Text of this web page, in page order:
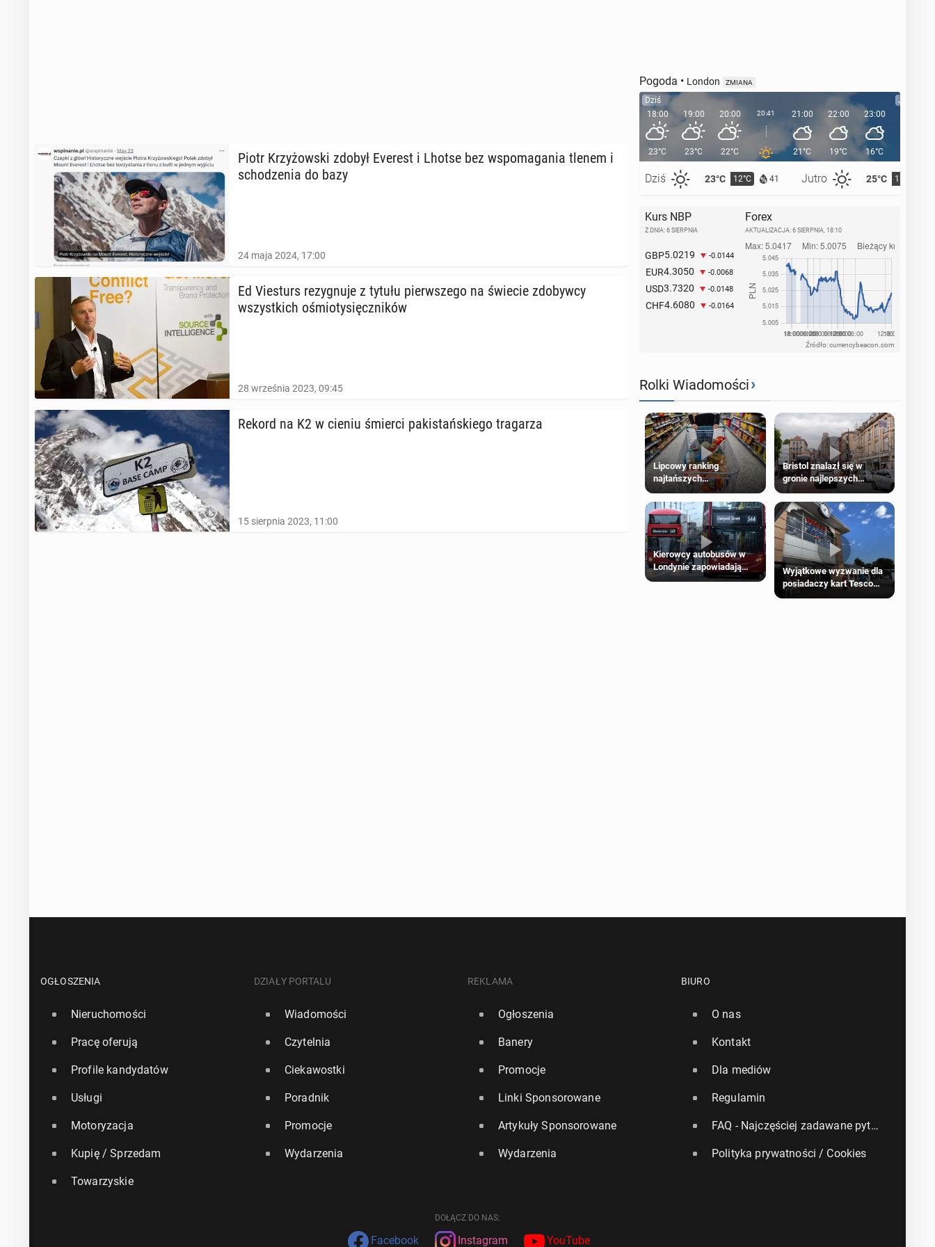
Piotr Krzy­żow­ski zdobył Everest i Lhotse bez wspo­ma­ga­nia tlenem i
scho­dze­nia do bazy
24 maja 2024, 17:00
Ed Vie­sturs re­zy­gnu­je z tytułu pierw­sze­go na świecie zdo­byw­cy
wszyst­kich ośmio­ty­sięcz­ni­ków
28 września 2023, 09:45
Rekord na K2 w cieniu śmierci pa­ki­stań­skie­go tra­ga­rza
15 sierpnia 2023, 11:00
Pogoda • London ZMIANA
Dziś
18:00
23°C
Dziś 23°C 12°C 41 Jutro 25°C 13°C
19:00
23°C
20:00
22°C
20:41 21:00
21°C
22:00
19°C
23:00
16°C
Jutro
Kurs NBP
Z DNIA: 6 SIERPNIA
GBP5.0219 -0.0144
EUR4.3050 -0.0068
USD3.7320 -0.0148
CHF4.6080 -0.0164
Forex
AKTUALIZACJA: 6 SIERPNIA, 18:10
Źródło: currencybeacon.com
Rolki Wiadomości›
Lipcowy ranking
najtańszych
supermarketów
Bristol znalazł się w
gronie najlepszych
kierunków podróży na
świecie
Kierowcy autobusów w
Londynie zapowiadają
strajki
Wyjątkowe wyzwanie dla
posiadaczy kart Tesco
Clubcard!
OGŁOSZENIA
Nieruchomości
Pracę oferują
Profile kandydatów
Usługi
Motoryzacja
Kupię / Sprzedam
Towarzyskie
DZIAŁY PORTALU
Wiadomości
Czytelnia
Ciekawostki
Poradnik
Promocje
Wydarzenia
REKLAMA
Ogłoszenia
Banery
Promocje
Linki Sponsorowane
Artykuły Sponsorowane
Wydarzenia
BIURO
O nas
Kontakt
Dla mediów
Regulamin
FAQ - Najczęściej zadawane pytania
Polityka prywatności / Cookies
DOŁĄCZ DO NAS:
Facebook Instagram YouTube